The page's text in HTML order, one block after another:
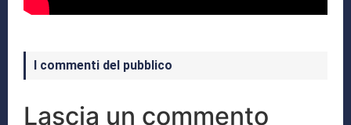
I commenti del pubblico
Lascia un commento